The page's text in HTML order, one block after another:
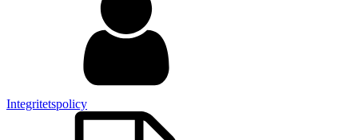
Integritetspolicy